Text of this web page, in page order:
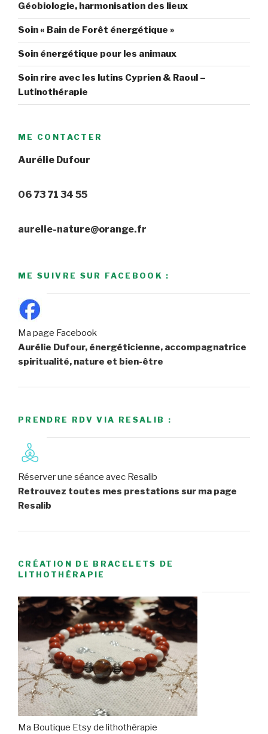
Géobiologie, harmonisation des lieux
Soin « Bain de Forêt énergétique »
Soin énergétique pour les animaux
Soin rire avec les lutins Cyprien & Raoul –
Lutinothérapie
ME CONTACTER
Aurélie Dufour
06 73 71 34 55
aurelie-nature@orange.fr
ME SUIVRE SUR FACEBOOK :
Ma page Facebook
Aurélie Dufour, énergéticienne, accompagnatrice
spiritualité, nature et bien-être
PRENDRE RDV VIA RESALIB :
Réserver une séance avec Resalib
Retrouvez toutes mes prestations sur ma page
Resalib
CRÉATION DE BRACELETS DE
LITHOTHÉRAPIE
Ma Boutique Etsy de lithothérapie